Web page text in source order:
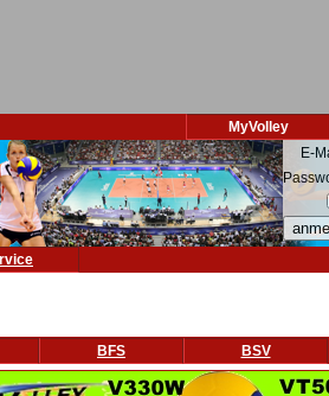
MyVolley
E-
BFS BSV